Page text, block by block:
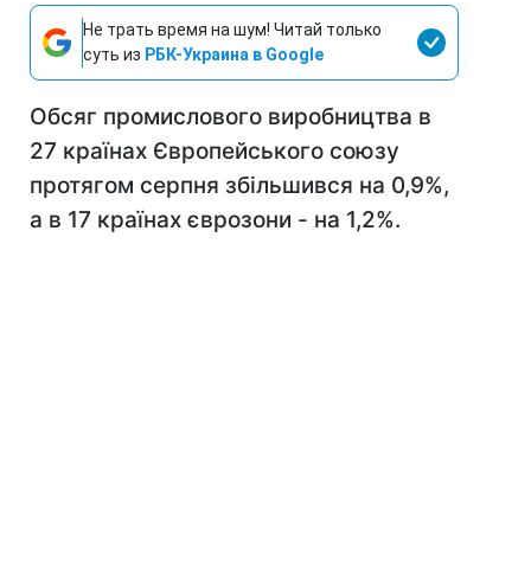
Не трать время на шум! Читай только
суть из РБК-Украина в Google
Обсяг промислового виробництва в
27 країнах Європейського союзу
протягом серпня збільшився на 0,9%,
а в 17 країнах єврозони - на 1,2%.